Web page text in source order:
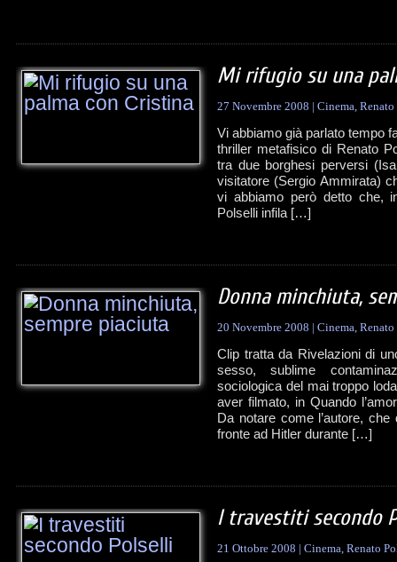
Mi rifugio su una
27 Novembre 2008 | Cinema,
Vi abbiamo già parlato tempo
thriller metafisico di Renato
tra due borghesi perversi
visitatore (Sergio Ammirata)
vi abbiamo però detto che,
Polselli infila […]
Donna minchiuta,
20 Novembre 2008 | Cinema,
Clip tratta da Rivelazioni di
sesso, sublime
sociologica del mai troppo
aver filmato, in Quando
Da notare come l’autore,
fronte ad Hitler durante […]
I travestiti secondo
21 Ottobre 2008 | Cinema, Renato